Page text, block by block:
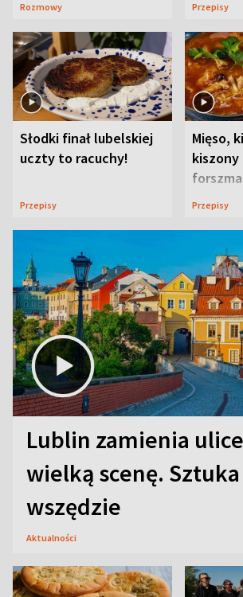
Rozmowy Przepisy
Słodki finał lubelskiej
uczty to racuchy!
Przepisy
Mięso,
kiszony
uczta
Przepisy
Lublin zamienia
wielką scenę.
wszędzie
Aktualności